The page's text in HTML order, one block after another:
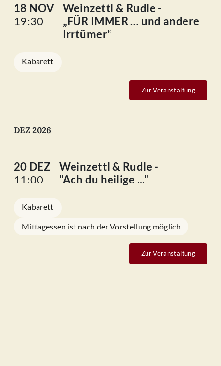
18 NOV
19:30
Weinzettl & Rudle -
„FÜR IMMER … und andere
Irrtümer“
Kabarett
Zur Veranstaltung
DEZ 2026
20 DEZ
11:00
Weinzettl & Rudle -
"Ach du heilige ..."
Kabarett
Mittagessen ist nach der Vorstellung möglich
Zur Veranstaltung